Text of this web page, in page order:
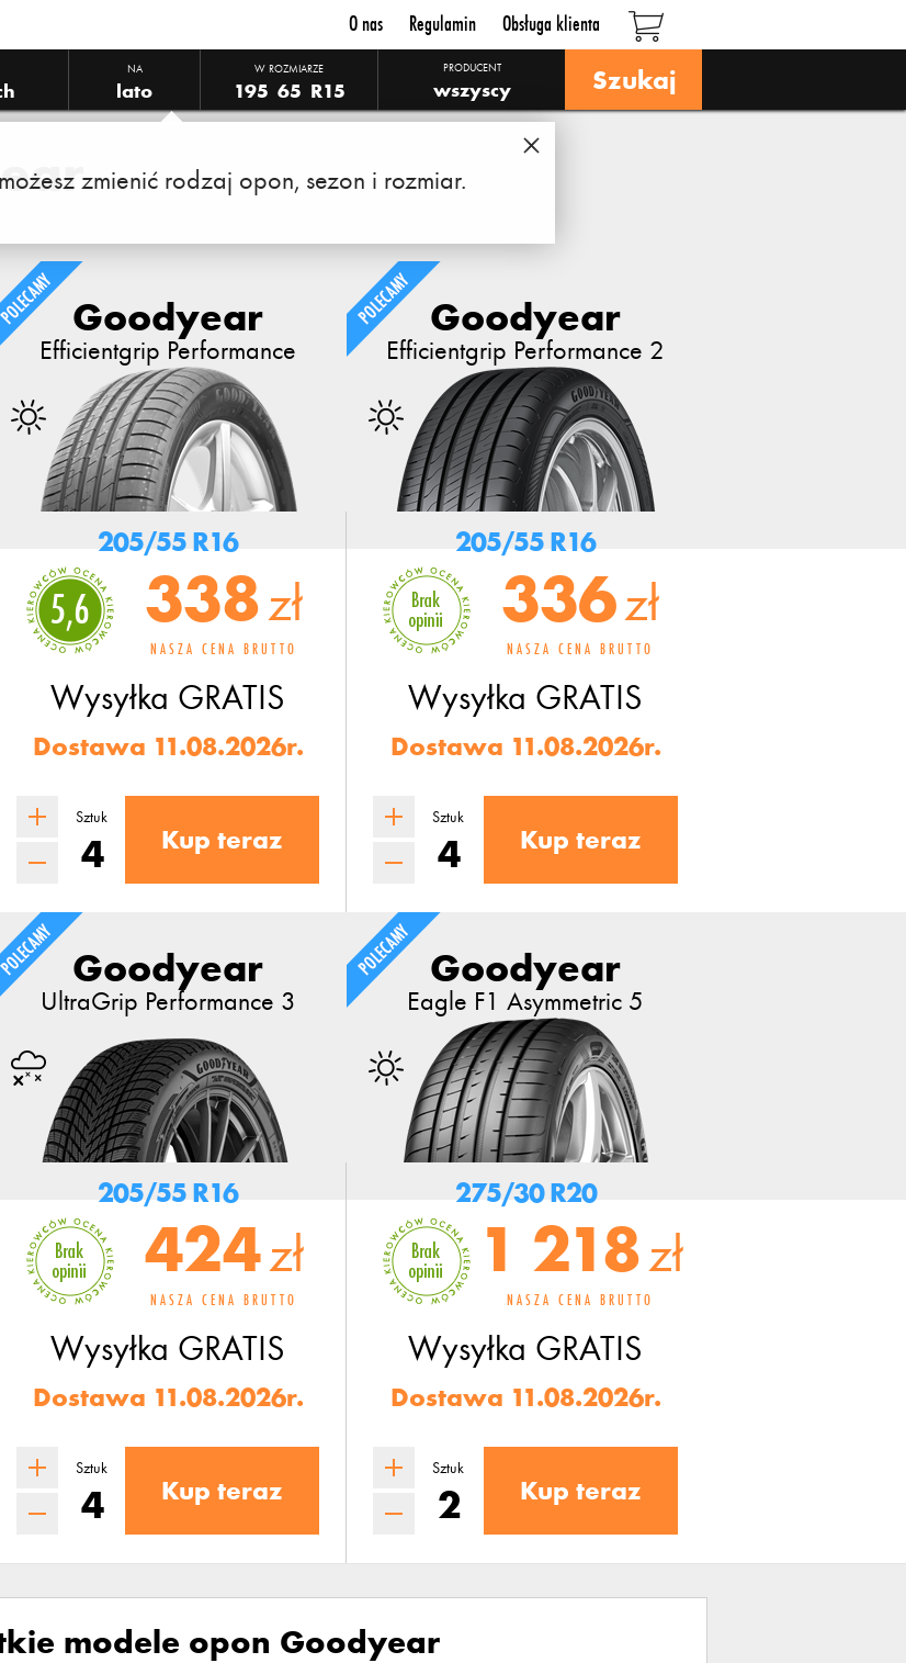
O nas Regulamin Obsługa klienta
NA
lato
W ROZMIARZE
195 65 R15
PRODUCENT
wszyscy Szukaj
zmienić rodzaj opon, sezon i rozmiar.
Goodyear
Efficientgrip Performance
205/55 R16
5,6 338zł
NASZA CENA BRUTTO
Wysyłka GRATIS
Dostawa 11.08.2026r.
Sztuk
Kup teraz
Goodyear
Efficientgrip Performance 2
205/55 R16
336zł
NASZA CENA BRUTTO
Wysyłka GRATIS
Dostawa 11.08.2026r.
Sztuk
Kup teraz
Goodyear
UltraGrip Performance 3
205/55 R16
424zł
NASZA CENA BRUTTO
Wysyłka GRATIS
Dostawa 11.08.2026r.
Sztuk
Kup teraz
Goodyear
Eagle F1 Asymmetric 5
275/30 R20
1 218zł
NASZA CENA BRUTTO
Wysyłka GRATIS
Dostawa 11.08.2026r.
Sztuk
Kup teraz
modele opon Goodyear